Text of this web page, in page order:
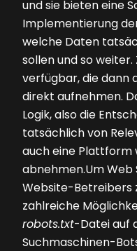
und sie bieten eine
Implementierung
welche Daten
sollen und so
verfügbar, die dann
direkt aufnehmen.
Logik, also die
tatsächlich von
auch eine Plattform
abnehmen.Um Web
Website-Betreibers
zahlreiche
robots.txt-Datei auf
Suchmaschinen-